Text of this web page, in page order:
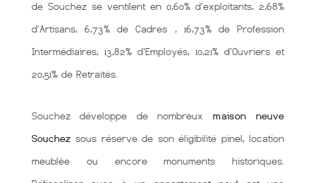
de Souchez se ventilent en 0,60% d'exploitants, 2,68%
d'Artisans, 6,73% de Cadres , 16,73% de Profession
Intermédiaires, 13,82% d'Employés, 10,21% d'Ouvriers et
20,51% de Retraités.
Souchez développe de nombreux maison neuve
Souchez sous réserve de son éligibilité pinel, location
meublée ou encore monuments historiques.